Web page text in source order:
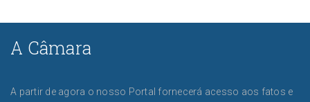
A Câmara
A partir de agora o nosso Portal fornecerá acesso aos fatos e